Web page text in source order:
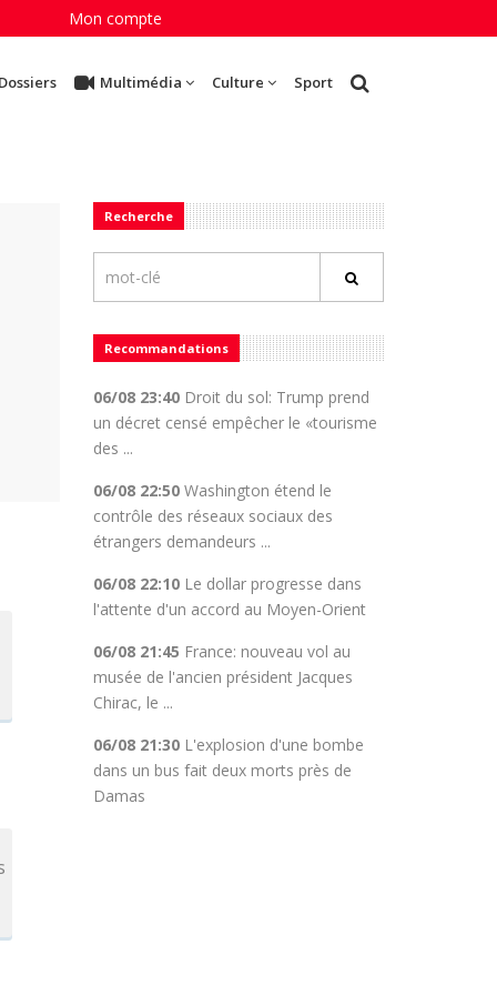
Mon compte
Multimédia Culture Sport
Recherche
Recommandations
06/08 23:40Droit du sol: Trump prend
un décret censé empêcher le «tourisme
des ...
06/08 22:50Washington étend le
contrôle des réseaux sociaux des
étrangers demandeurs ...
06/08 22:10Le dollar progresse dans
l'attente d'un accord au Moyen-Orient
06/08 21:45 France: nouveau vol au
musée de l'ancien président Jacques
Chirac, le ...
06/08 21:30L'explosion d'une bombe
dans un bus fait deux morts près de
Damas